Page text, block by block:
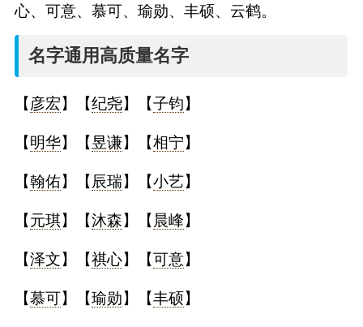
名
男孩名字打分
女孩名字打分
心、可意、慕可、瑜勋、丰硕、云鹤。
名字通用高质量名字
【 彦宏】【纪尧】【子钧】
【明华】【昱谦】【相宁】
【翰佑】【 辰瑞】【小艺】
【元琪】【沐森】【 晨峰】
【泽文】【祺心】【可意】
【慕可】【瑜勋】【丰硕 】